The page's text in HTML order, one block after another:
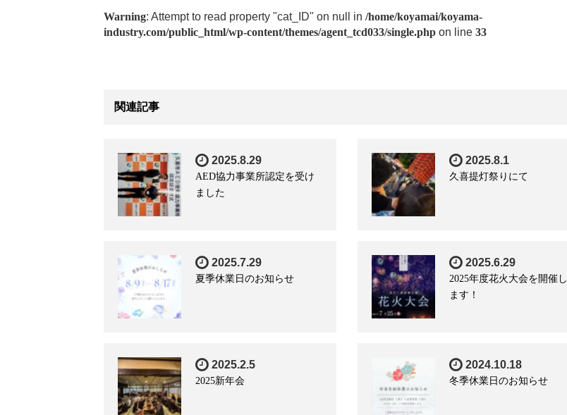
Warning: Attempt to read property "cat_ID" on null in /home/koyamai/koyama-
industry.com/public_html/wp-content/themes/agent_tcd033/single.php on line 33
関連記事
2025.8.29
AED協力事業所認定を受け
ました
2025.8.1
久喜提灯祭りにて
2025.7.29
夏季休業日のお知らせ
2025.6.29
2025年度花火大会を開催し
ます！
2025.2.5
2025新年会
2024.10.18
冬季休業日のお知らせ